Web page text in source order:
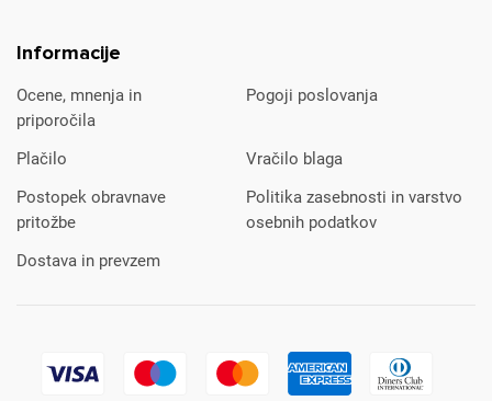
Informacije
Ocene, mnenja in
priporočila
Pogoji poslovanja
Plačilo
Vračilo blaga
Postopek obravnave
pritožbe
Politika zasebnosti in varstvo
osebnih podatkov
Dostava in prevzem